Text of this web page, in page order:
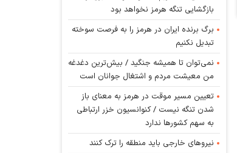
بازگشایی تنگه هرمز نخواهد بود
برگ برنده ایران در هرمز را به فرصت سوخته
تبدیل نکنیم
نمی‌توان تا همیشه جنگید / بیش‌ترین دغدغه
من معیشت مردم و اشتغال جوانان است
تعیین مسیر موقت در هرمز به معنای باز
شدن تنگه نیست / کنوانسیون خزر ارتباطی
به سهم کشورها ندارد
نیروهای خارجی باید منطقه را ترک کنند